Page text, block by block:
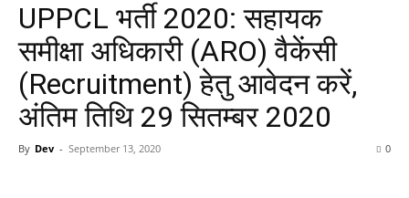
UPPCL भर्ती 2020: सहायक
समीक्षा अधिकारी (ARO) वैकेंसी
(Recruitment) हेतु आवेदन करें,
अंतिम तिथि 29 सितम्बर 2020
By Dev - September 13, 2020 0